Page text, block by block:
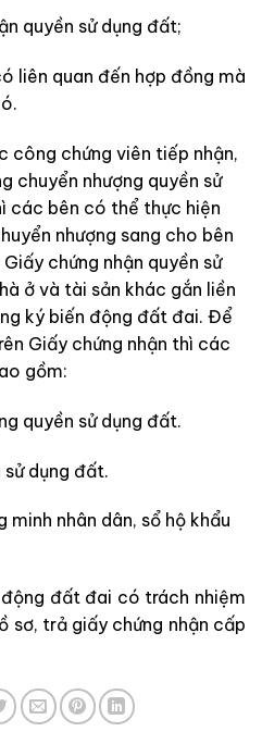
quyền sử dụng đất;
liên quan đến hợp đồng mà
công chứng viên tiếp nhận,
chuyển nhượng quyền sử
các bên có thể thực hiện
nhượng sang cho bên
chứng nhận quyền sử
ở và tài sản khác gắn liền
ký biến động đất đai. Để
Giấy chứng nhận thì các
gồm:
quyền sử dụng đất.
sử dụng đất.
minh nhân dân, sổ hộ khẩu
đất đai có trách nhiệm
sơ, trả giấy chứng nhận cấp